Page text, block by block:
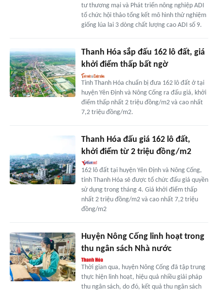
tư thương mại và Phát triển nông nghiệp ADI
tổ chức hội thảo tổng kết mô hình thử nghiệm
giống lúa lai 3 dòng chất lượng cao ADI số 9.
Thanh Hóa sắp đấu 162 lô đất, giá
khởi điểm thấp bất ngờ
Tỉnh Thanh Hóa chuẩn bị đưa 162 lô đất ở tại
huyện Yên Định và Nông Cống ra đấu giá, khởi
điểm thấp nhất 2 triệu đồng/m2 và cao nhất
7,2 triệu đồng/m2.
Thanh Hóa đấu giá 162 lô đất,
khởi điểm từ 2 triệu đồng/m2
162 lô đất tại huyện Yên Định và Nông Cống,
tỉnh Thanh Hóa sẽ được tổ chức đấu giá quyền
sử dụng trong tháng 4. Giá khởi điểm thấp
nhất 2 triệu đồng/m2 và cao nhất 7,2 triệu
đồng/m2
Huyện Nông Cống linh hoạt trong
thu ngân sách Nhà nước
Thời gian qua, huyện Nông Cống đã tập trung
thực hiện linh hoạt, hiệu quả nhiều giải pháp
thu ngân sách, do đó, kết quả thu ngân sách